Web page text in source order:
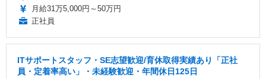
月給31万5,000円～50万円
正社員
ITサポートスタッフ・SE志望歓迎/育休取得実績あり「正社
員・定着率高い」・未経験歓迎・年間休日125日